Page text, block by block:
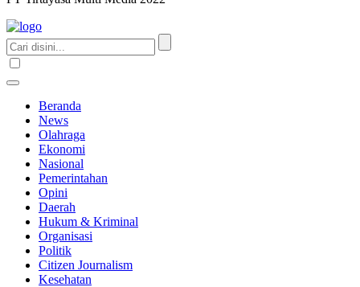
Beranda
News
Olahraga
Ekonomi
Nasional
Pemerintahan
Opini
Daerah
Hukum & Kriminal
Organisasi
Politik
Citizen Journalism
Kesehatan